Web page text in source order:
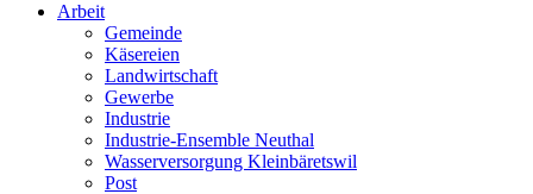
Arbeit
Gemeinde
Käsereien
Landwirtschaft
Gewerbe
Industrie
Industrie-Ensemble Neuthal
Wasserversorgung Kleinbäretswil
Post